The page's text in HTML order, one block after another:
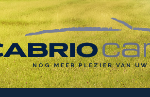
NÓG MEER PLEZIER VAN